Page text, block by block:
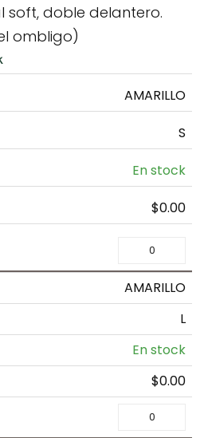
soft, doble delantero.
ombligo)
AMARILLO
S
En stock
$0.00
AMARILLO
L
En stock
$0.00